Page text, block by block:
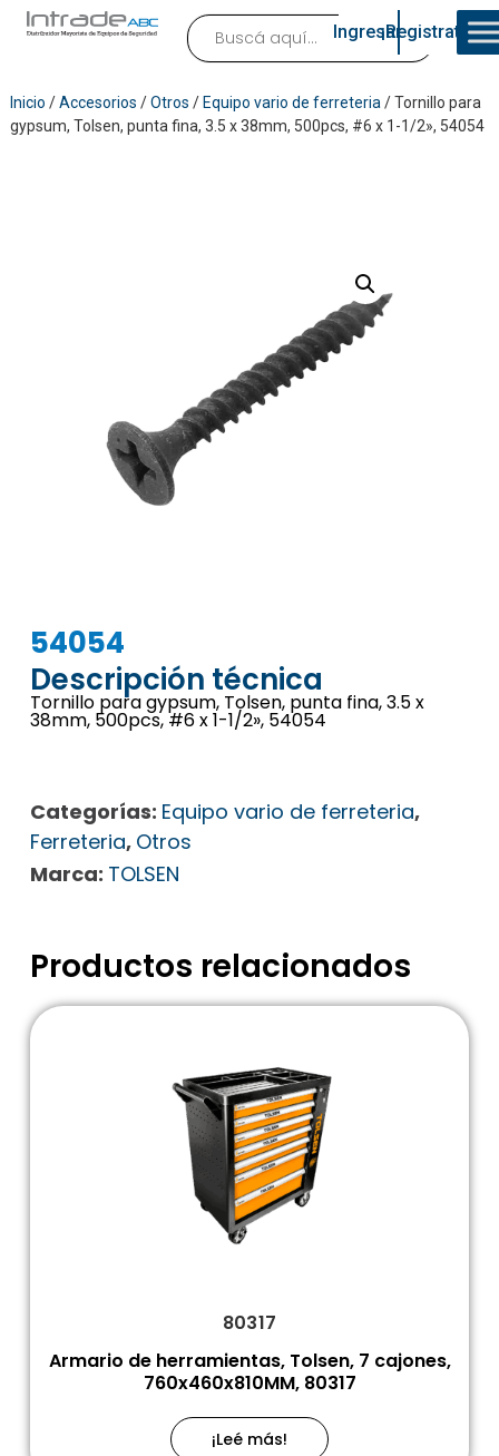
Ingresar¡Registrate!
Inicio /Accesorios /Otros / Equipo vario de ferreteria / Tornillo para
gypsum, Tolsen, punta fina, 3.5 x 38mm, 500pcs, #6 x 1-1/2», 54054
54054
Descripción técnica
Tornillo para gypsum, Tolsen, punta fina, 3.5 x
38mm, 500pcs, #6 x 1-1/2», 54054
Categorías: Equipo vario de ferreteria,
Ferreteria, Otros
Marca: TOLSEN
Productos relacionados
80317
Armario de herramientas, Tolsen, 7 cajones,
760x460x810MM, 80317
¡Leé más!